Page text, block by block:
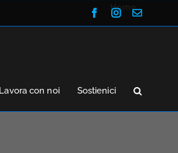
FacebookInstagram
Email
Lavora con noi Sostienici
Home